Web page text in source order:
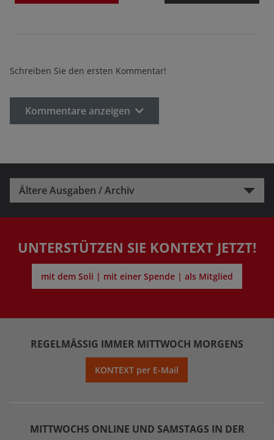
Schreiben Sie den ersten Kommentar!
Kommentare anzeigen
Ältere Ausgaben / Archiv
UNTERSTÜTZEN SIE KONTEXT JETZT!
mit dem Soli | mit einer Spende | als Mitglied
REGELMÄSSIG IMMER MITTWOCH MORGENS
KONTEXT per E-Mail
MITTWOCHS ONLINE UND SAMSTAGS IN DER